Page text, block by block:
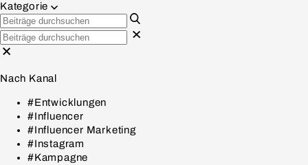
Kategorie
Nach Kanal
#Entwicklungen
#Influencer
#Influencer Marketing
#Instagram
#Kampagne